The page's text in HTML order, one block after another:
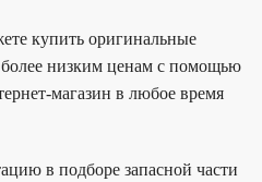
купить оригинальные
низким ценам с помощью
магазин в любое время
в подборе запасной части